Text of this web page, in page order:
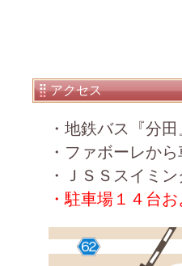
アクセス
・地鉄バス『分
・ファボーレか
・ＪＳＳスイミ
・駐車場１４台